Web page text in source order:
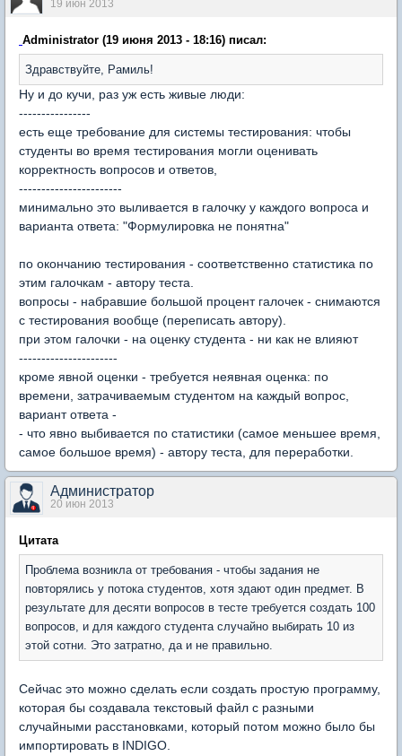
19 июн 2013
Administrator (19 июня 2013 - 18:16) писал:
Здравствуйте, Рамиль!
Ну и до кучи, раз уж есть живые люди:
----------------
есть еще требование для системы тестирования: чтобы
студенты во время тестирования могли оценивать
корректность вопросов и ответов,
-----------------------
минимально это выливается в галочку у каждого вопроса и
варианта ответа: "Формулировка не понятна"
по окончанию тестирования - соответственно статистика по
этим галочкам - автору теста.
вопросы - набравшие большой процент галочек - снимаются
с тестирования вообще (переписать автору).
при этом галочки - на оценку студента - ни как не влияют
----------------------
кроме явной оценки - требуется неявная оценка: по
времени, затрачиваемым студентом на каждый вопрос,
вариант ответа -
- что явно выбивается по статистики (самое меньшее время,
самое большое время) - автору теста, для переработки.
Администратор
20 июн 2013
Цитата
Проблема возникла от требования - чтобы задания не
повторялись у потока студентов, хотя здают один предмет. В
результате для десяти вопросов в тесте требуется создать 100
вопросов, и для каждого студента случайно выбирать 10 из
этой сотни. Это затратно, да и не правильно.
Сейчас это можно сделать если создать простую программу,
которая бы создавала текстовый файл с разными
случайными расстановками, который потом можно было бы
импортировать в INDIGO.